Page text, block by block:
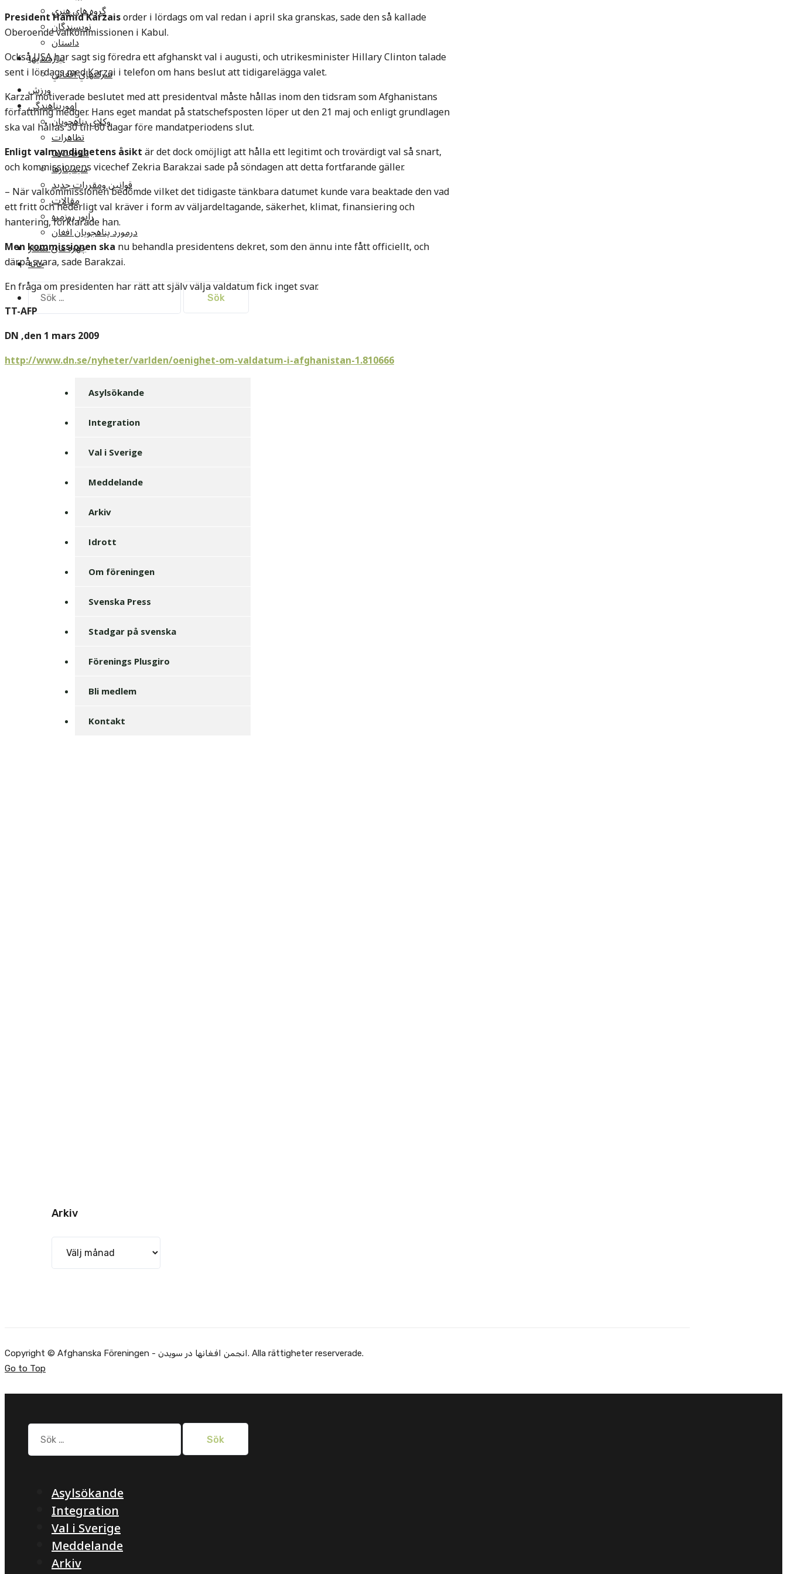
گروه هاي هنري
نويسندگان
داستان
نيازمنديها
شرکتهاي افغاني
ورزش
امورپناهندگي
وکلاي پناهجويان
تظاهرات
ملاقات ها
سيمينارها
قوانين ومقررات جديد
مقالات
راپور روزمره
درمورد پناهجويان افغان
چهره های ممتاز
خانه
Sök
efter:
President Hamid Karzaisorder i lördags om val redan i april ska granskas, sade den så kallade
Oberoende valkommissionen i Kabul.
Också USA har sagt sig föredra ett afghanskt val i augusti, och utrikesminister Hillary Clinton talade
sent i lördags med Karzai i telefon om hans beslut att tidigarelägga valet.
Karzai motiverade beslutet med att presidentval måste hållas inom den tidsram som Afghanistans
författning medger. Hans eget mandat på statschefsposten löper ut den 21 maj och enligt grundlagen
ska val hållas 30 till 60 dagar före mandatperiodens slut.
Enligt valmyndighetens åsiktär det dock omöjligt att hålla ett legitimt och trovärdigt val så snart,
och kommissionens vicechef Zekria Barakzai sade på söndagen att detta fortfarande gäller.
– När valkommissionen bedömde vilket det tidigaste tänkbara datumet kunde vara beaktade den vad
ett fritt och hederligt val kräver i form av väljardeltagande, säkerhet, klimat, finansiering och
hantering, förklarade han.
Men kommissionen skanu behandla presidentens dekret, som den ännu inte fått officiellt, och
därpå svara, sade Barakzai.
En fråga om presidenten har rätt att själv välja valdatum fick inget svar.
TT-AFP
DN ,den 1 mars 2009
http://www.dn.se/nyheter/varlden/oenighet-om-valdatum-i-afghanistan-1.810666
Asylsökande
Integration
Val i Sverige
Meddelande
Arkiv
Idrott
Om föreningen
Svenska Press
Stadgar på svenska
Förenings Plusgiro
Bli medlem
Kontakt
Arkiv
Copyright © Afghanska Föreningen - انجمن افغانها در سویدن. Alla rättigheter reserverade.
Go to Top
Sök
efter:
Asylsökande
Integration
Val i Sverige
Meddelande
Arkiv